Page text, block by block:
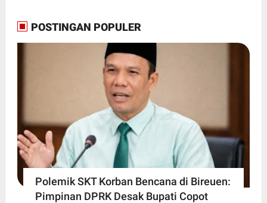
POSTINGAN POPULER
Polemik SKT Korban Bencana di Bireuen:
Pimpinan DPRK Desak Bupati Copot